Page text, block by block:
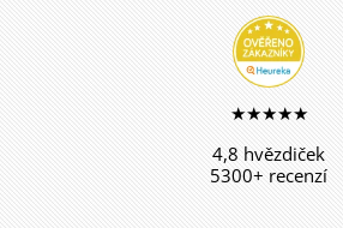
★★★★★
4,8 hvězdiček
5300+ recenzí